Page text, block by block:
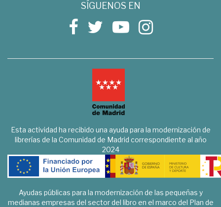
SÍGUENOS EN
Esta actividad ha recibido una ayuda para la modernización de
librerías de la Comunidad de Madrid correspondiente al año
2024
Ayudas públicas para la modernización de las pequeñas y
medianas empresas del sector del libro en el marco del Plan de